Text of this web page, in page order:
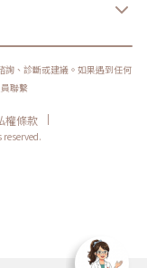
詢、診斷或建議。如果遇到任何
聯繫
權條款
|